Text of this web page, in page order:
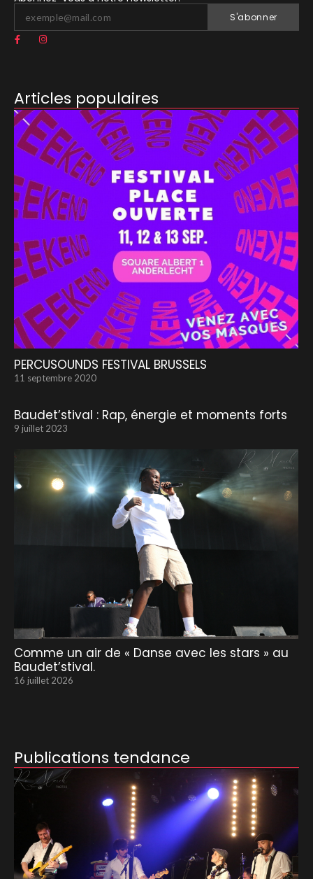
S'abonner
Articles populaires
PERCUSOUNDS FESTIVAL BRUSSELS
11 septembre 2020
Baudet’stival : Rap, énergie et moments forts
9 juillet 2023
Comme un air de « Danse avec les stars » au
Baudet’stival.
16 juillet 2026
Publications tendance